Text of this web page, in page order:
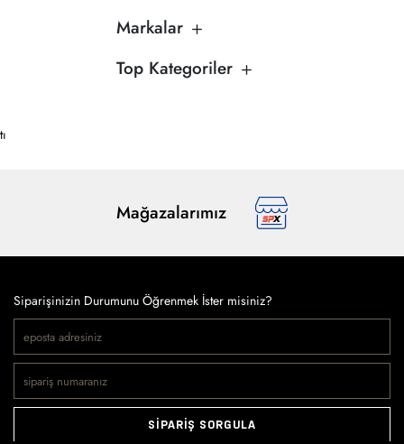
Markalar
Top Kategoriler
Mağazalarımız
Siparişinizin Durumunu Öğrenmek İster misiniz?
SİPARİŞ SORGULA